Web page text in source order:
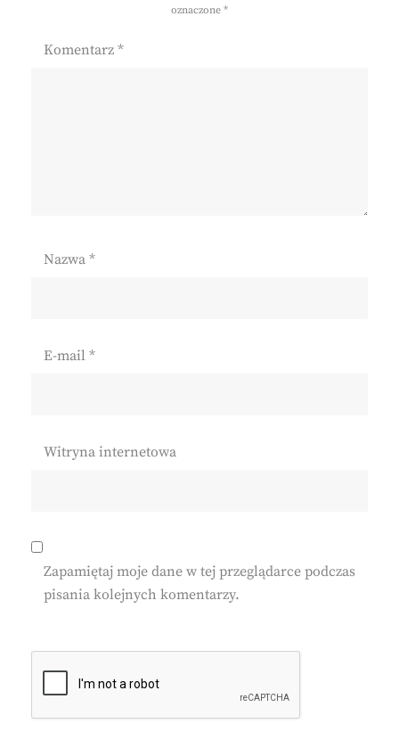
oznaczone *
Komentarz *
Nazwa *
E-mail *
Witryna internetowa
Zapamiętaj moje dane w tej przeglądarce podczas
pisania kolejnych komentarzy.